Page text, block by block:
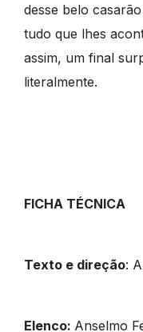
desse belo
tudo que lhes
assim, um final
literalmente.
FICHA TÉCNICA
Texto e direção:
Elenco: Anselmo